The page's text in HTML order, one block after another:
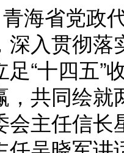
省党政代
深入贯彻
“十四五”
，共同绘
会主任信